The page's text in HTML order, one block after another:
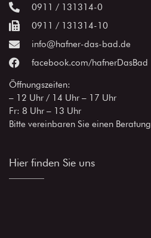
0911 / 131314-0
0911 / 131314-10
info@hafner-das-bad.de
facebook.com/hafnerDasBad
Öffnungszeiten:
– 12 Uhr / 14 Uhr – 17 Uhr
Fr: 8 Uhr – 13 Uhr
Bitte vereinbaren Sie einen
Hier finden Sie uns